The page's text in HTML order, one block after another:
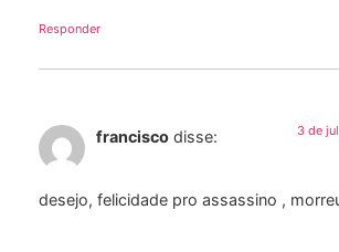
Responder
francisco disse: 3 de
desejo, felicidade pro assassino ,